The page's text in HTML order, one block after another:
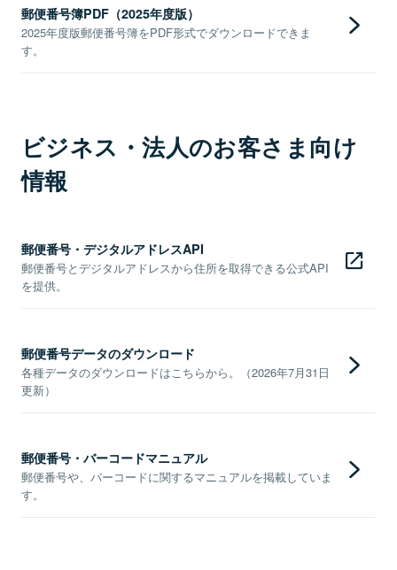
郵便番号簿PDF（2025年度版）
2025年度版郵便番号簿をPDF形式でダウンロードできま
す。
ビジネス・法人のお客さま向け
情報
郵便番号・デジタルアドレスAPI
郵便番号とデジタルアドレスから住所を取得できる公式API
を提供。
郵便番号データのダウンロード
各種データのダウンロードはこちらから。（2026年7月31日
更新）
郵便番号・バーコードマニュアル
郵便番号や、バーコードに関するマニュアルを掲載していま
す。